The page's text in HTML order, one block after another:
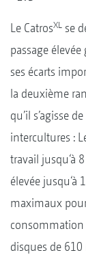
Le CatrosXL se
passage
ses écarts
la deuxième
qu’il s’agisse
intercultures :
travail jusqu‘à
élevée jusqu‘à
maximaux
consommation
disques de